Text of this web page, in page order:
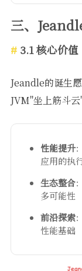
三、
3.1 核心价值
Jeandle的诞生
JVM"坐上筋斗云
性能提升
应用的执
生态整合
多可能性
前沿探索
性能基础